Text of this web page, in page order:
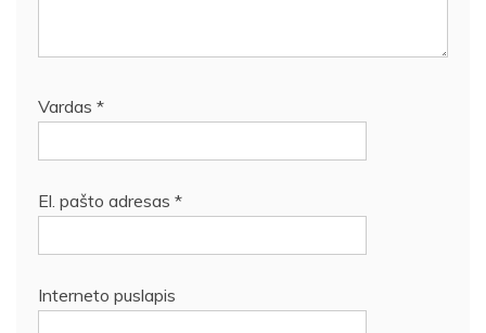
Vardas *
El. pašto adresas *
Interneto puslapis